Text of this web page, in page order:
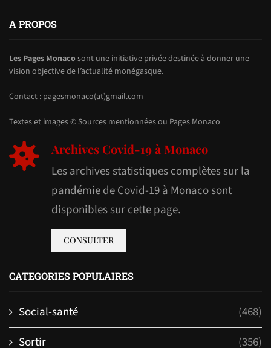
A PROPOS
Les Pages Monacosont une initiative privée destinée à donner une
vision objective de l’actualité monégasque.
Contact : pagesmonaco(at)gmail.com
Textes et images © Sources mentionnées ou Pages Monaco
Archives Covid-19 à Monaco
Les archives statistiques complètes sur la
pandémie de Covid-19 à Monaco sont
disponibles sur cette page.
CONSULTER
CATEGORIES POPULAIRES
Social-santé
(468)
Sortir
(356)